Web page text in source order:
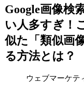
Google画像検
い人多すぎ！
似た「類似画
る方法とは？
ウェブマーケテ